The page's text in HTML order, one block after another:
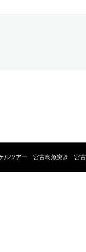
ツアー 宮古島魚突き 宮古